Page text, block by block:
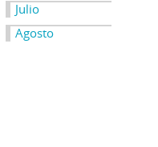
Julio
Agosto